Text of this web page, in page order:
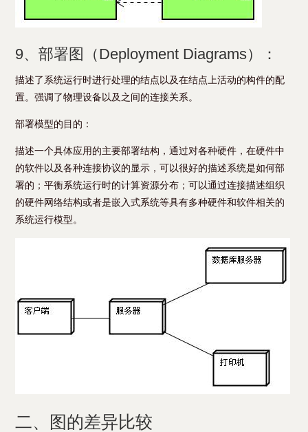
9、部署图（Deployment Diagrams）：
描述了系统运行时进行处理的结点以及在结点上活动的构件的配
置。强调了物理设备以及之间的连接关系。
部署模型的目的：
描述一个具体应用的主要部署结构，通过对各种硬件，在硬件中
的软件以及各种连接协议的显示，可以很好的描述系统是如何部
署的；平衡系统运行时的计算资源分布；可以通过连接描述组织
的硬件网络结构或者是嵌入式系统等具有多种硬件和软件相关的
系统运行模型。
二、图的差异比较